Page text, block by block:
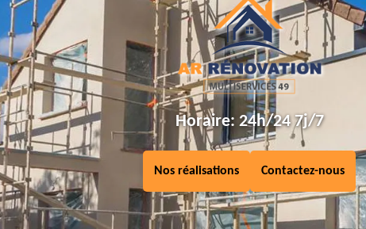
Horaire: 24h/24 7j/7
Nos réalisations Contactez-nous